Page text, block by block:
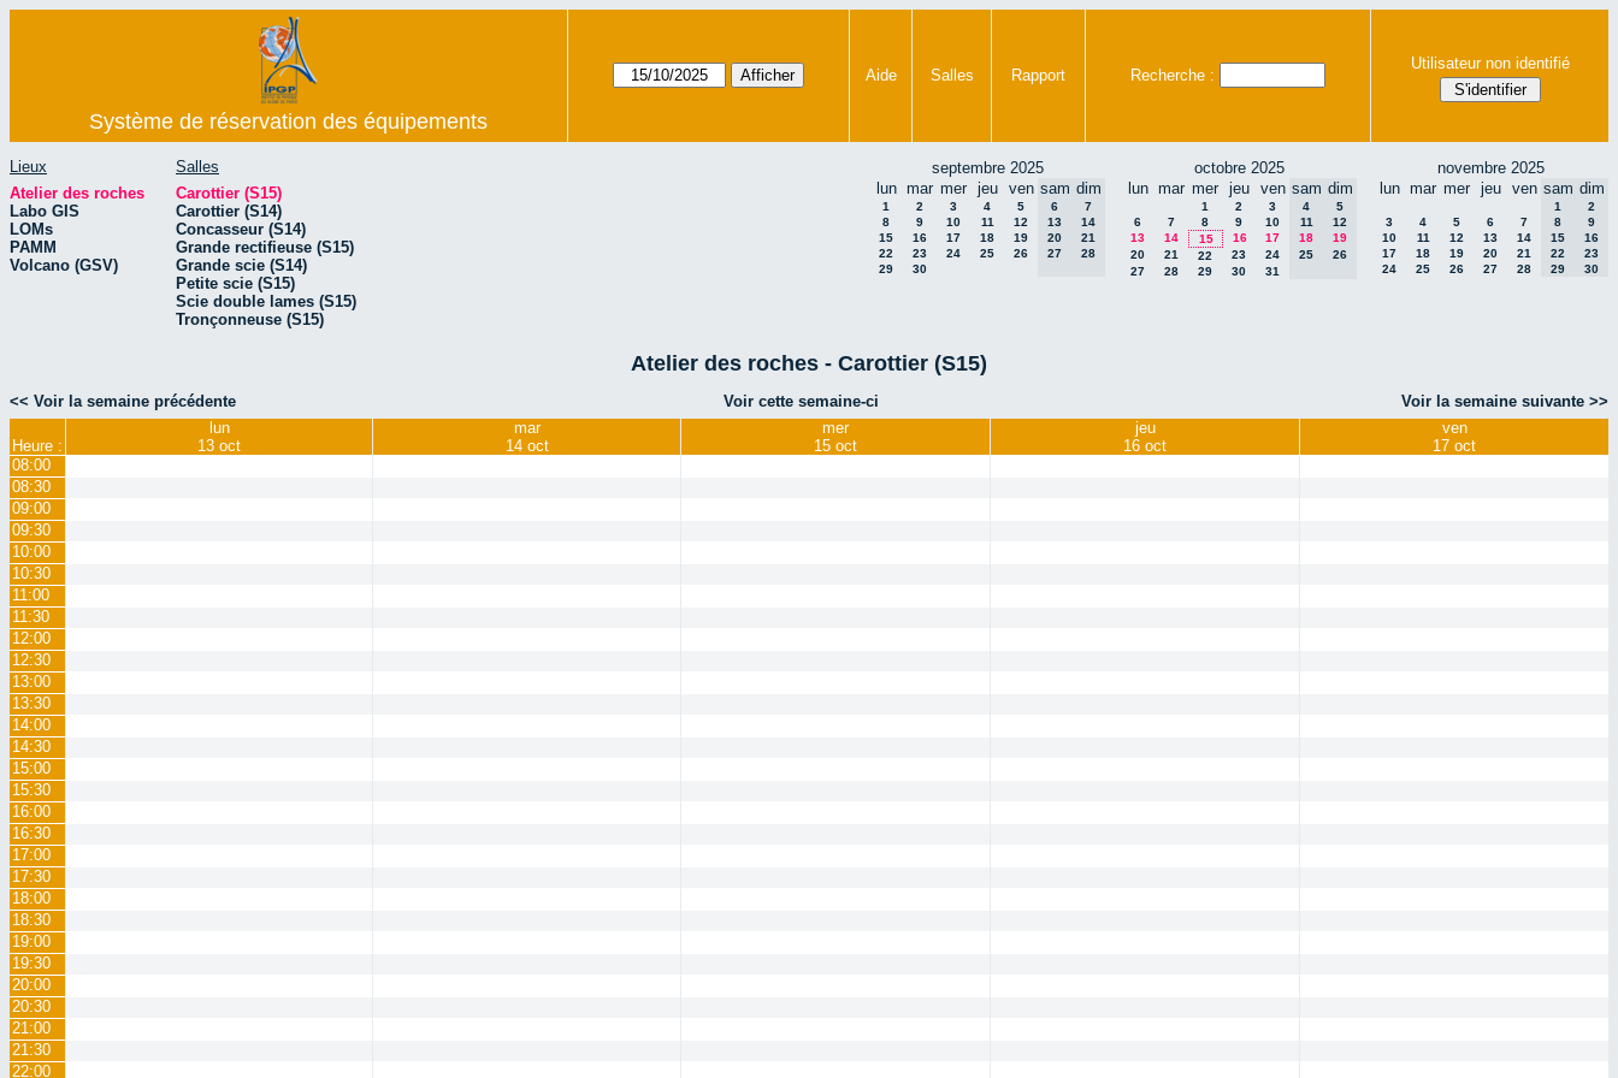
Système de réservation des équipements
Aide Salles Rapport Recherche :
Utilisateur non identifié
Lieux
Atelier des roches
Labo GIS
LOMs
PAMM
Volcano (GSV)
Salles
Carottier (S15)
Carottier (S14)
Concasseur (S14)
Grande rectifieuse (S15)
Grande scie (S14)
Petite scie (S15)
Scie double lames (S15)
Tronçonneuse (S15)
septembre 2025
lun mar mer jeu ven sam dim
1 2 3 4 5 6
7
8
9 10 11 12 13
14
15
16 17 18 19 20
21
22
23 24 25 26 27
28
29
30
octobre 2025
lun mar mer jeu ven sam dim
1 2 3 4
5
6
7 8 9 10 11
12
13
14 15 16 17 18
19
20
21 22 23 24 25
26
27
28 29 30 31
novembre 2025
lun mar mer jeu ven sam dim
1
2
3
4 5 6 7 8
9
10
11 12 13 14 15
16
17
18 19 20 21 22
23
24
25 26 27 28 29 30
Atelier des roches - Carottier (S15)
<< Voir la semaine précédente Voir cette semaine-ci Voir la semaine suivante >>
Heure :
lun
13 oct
mar
14 oct
mer
15 oct
jeu
16 oct
ven
17 oct
08:00
08:30
09:00
09:30
10:00
10:30
11:00
11:30
12:00
12:30
13:00
13:30
14:00
14:30
15:00
15:30
16:00
16:30
17:00
17:30
18:00
18:30
19:00
19:30
20:00
20:30
21:00
21:30
22:00